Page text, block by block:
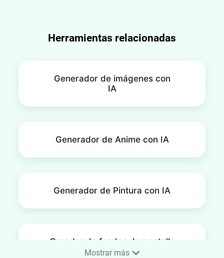
Herramientas relacionadas
Generador de imágenes con
IA
Generador de Anime con IA
Generador de Pintura con IA
Creador de fondos de pantalla
para teléfono
Mostrar más